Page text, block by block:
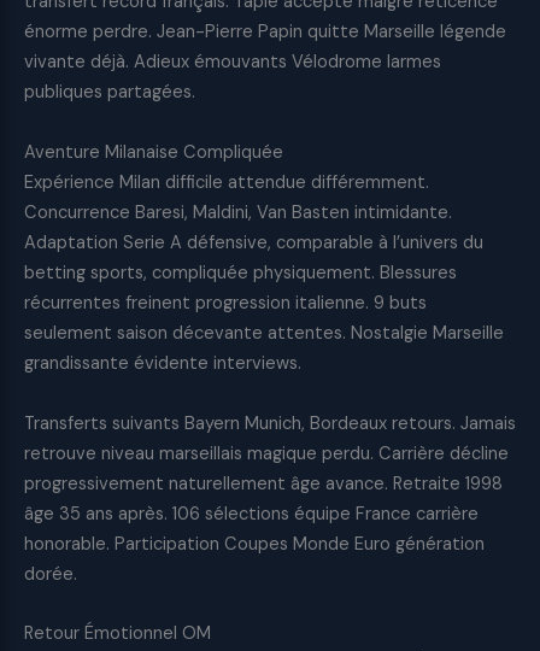
énorme perdre. Jean-Pierre Papin quitte Marseille légende
vivante déjà. Adieux émouvants Vélodrome larmes
publiques partagées.
Aventure Milanaise Compliquée
Expérience Milan difficile attendue différemment.
Concurrence Baresi, Maldini, Van Basten intimidante.
Adaptation Serie A défensive, comparable à l’univers du
betting sports, compliquée physiquement. Blessures
récurrentes freinent progression italienne. 9 buts
seulement saison décevante attentes. Nostalgie Marseille
grandissante évidente interviews.
Transferts suivants Bayern Munich, Bordeaux retours. Jamais
retrouve niveau marseillais magique perdu. Carrière décline
progressivement naturellement âge avance. Retraite 1998
âge 35 ans après. 106 sélections équipe France carrière
honorable. Participation Coupes Monde Euro génération
dorée.
Retour Émotionnel OM